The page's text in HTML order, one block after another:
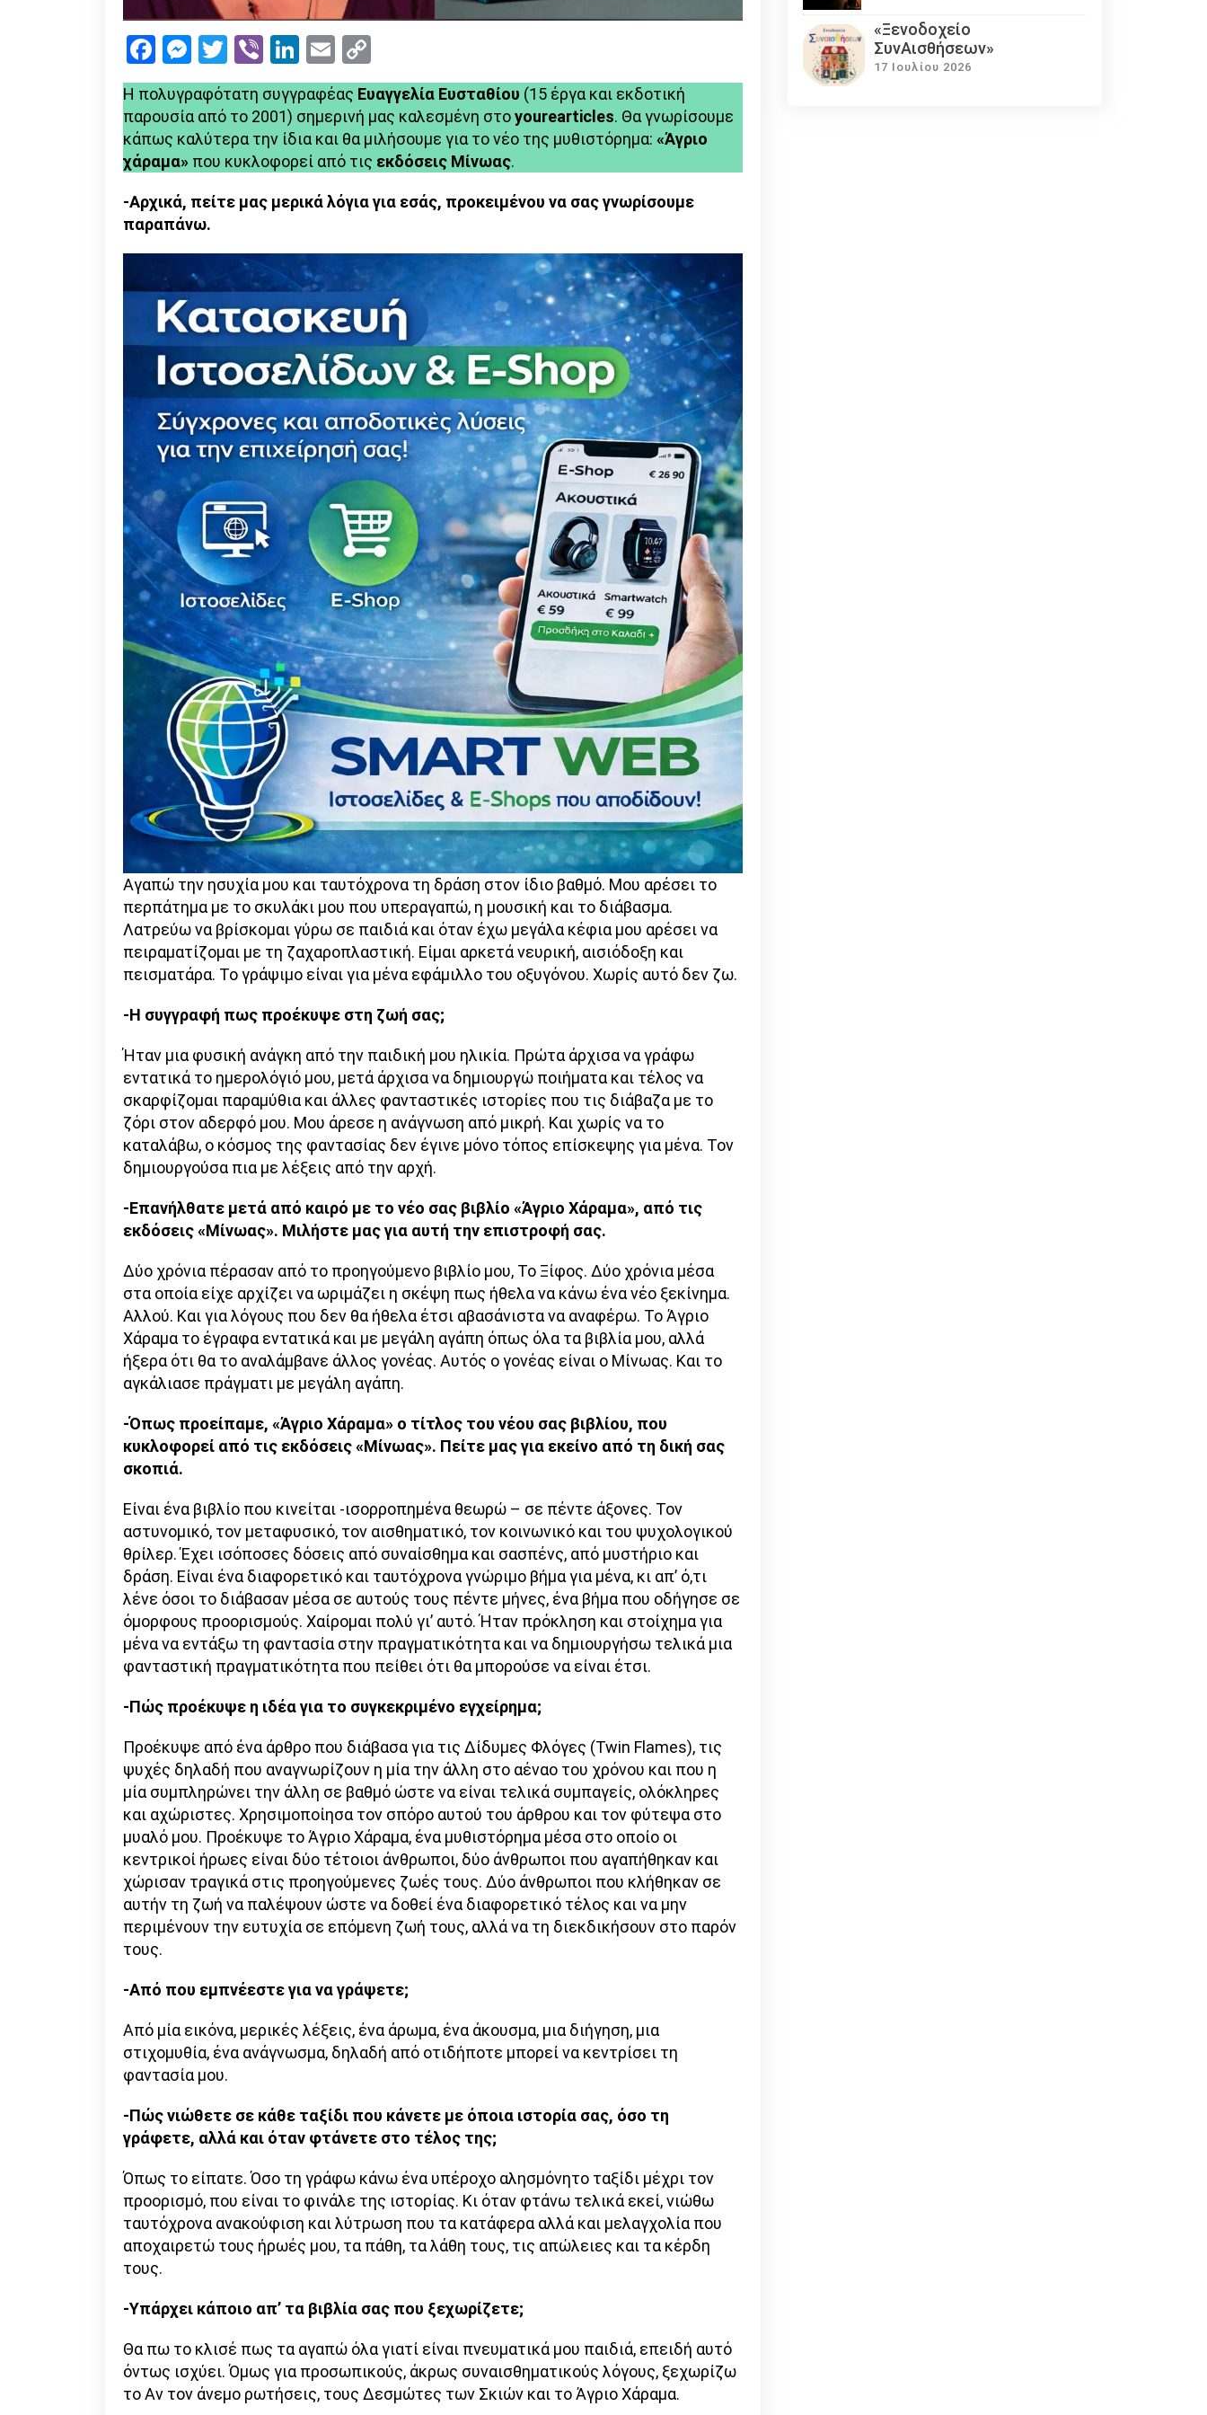
να
Facebook
Messenger
Twitter
ViberLinkedIn
Email
Link
Η πολυγραφότατη συγγραφέας Ευαγγελία Ευσταθίου (15 έργα και εκδοτική
παρουσία από το 2001) σημερινή μας καλεσμένη στοyourearticles. Θα γνωρίσουμε
κάπως καλύτερα την ίδια και θα μιλήσουμε για το νέο της μυθιστόρημα: «Άγριο
χάραμα» που κυκλοφορεί από τις εκδόσεις Μίνωας.
-Αρχικά, πείτε μας μερικά λόγια για εσάς, προκειμένου να σας γνωρίσουμε
παραπάνω.
Αγαπώ την ησυχία μου και ταυτόχρονα τη δράση στον ίδιο βαθμό. Μου αρέσει το
περπάτημα με το σκυλάκι μου που υπεραγαπώ, η μουσική και το διάβασμα.
Λατρεύω να βρίσκομαι γύρω σε παιδιά και όταν έχω μεγάλα κέφια μου αρέσει να
πειραματίζομαι με τη ζαχαροπλαστική. Είμαι αρκετά νευρική, αισιόδοξη και
πεισματάρα. Το γράψιμο είναι για μένα εφάμιλλο του οξυγόνου. Χωρίς αυτό δεν ζω.
-Η συγγραφή πως προέκυψε στη ζωή σας;
Ήταν μια φυσική ανάγκη από την παιδική μου ηλικία. Πρώτα άρχισα να γράφω
εντατικά το ημερολόγιό μου, μετά άρχισα να δημιουργώ ποιήματα και τέλος να
σκαρφίζομαι παραμύθια και άλλες φανταστικές ιστορίες που τις διάβαζα με το
ζόρι στον αδερφό μου. Μου άρεσε η ανάγνωση από μικρή. Και χωρίς να το
καταλάβω, ο κόσμος της φαντασίας δεν έγινε μόνο τόπος επίσκεψης για μένα. Τον
δημιουργούσα πια με λέξεις από την αρχή.
-Επανήλθατε μετά από καιρό με το νέο σας βιβλίο «Άγριο Χάραμα», από τις
εκδόσεις «Μίνωας». Μιλήστε μας για αυτή την επιστροφή σας.
Δύο χρόνια πέρασαν από το προηγούμενο βιβλίο μου, Το Ξίφος. Δύο χρόνια μέσα
στα οποία είχε αρχίζει να ωριμάζει η σκέψη πως ήθελα να κάνω ένα νέο ξεκίνημα.
Αλλού. Και για λόγους που δεν θα ήθελα έτσι αβασάνιστα να αναφέρω. Το Άγριο
Χάραμα το έγραφα εντατικά και με μεγάλη αγάπη όπως όλα τα βιβλία μου, αλλά
ήξερα ότι θα το αναλάμβανε άλλος γονέας. Αυτός ο γονέας είναι ο Μίνωας. Και το
αγκάλιασε πράγματι με μεγάλη αγάπη.
-Όπως προείπαμε, «Άγριο Χάραμα» ο τίτλος του νέου σας βιβλίου, που
κυκλοφορεί από τις εκδόσεις «Μίνωας». Πείτε μας για εκείνο από τη δική σας
σκοπιά.
Είναι ένα βιβλίο που κινείται -ισορροπημένα θεωρώ – σε πέντε άξονες. Τον
αστυνομικό, τον μεταφυσικό, τον αισθηματικό, τον κοινωνικό και του ψυχολογικού
θρίλερ. Έχει ισόποσες δόσεις από συναίσθημα και σασπένς, από μυστήριο και
δράση. Είναι ένα διαφορετικό και ταυτόχρονα γνώριμο βήμα για μένα, κι απ’ ό,τι
λένε όσοι το διάβασαν μέσα σε αυτούς τους πέντε μήνες, ένα βήμα που οδήγησε σε
όμορφους προορισμούς. Χαίρομαι πολύ γι’ αυτό. Ήταν πρόκληση και στοίχημα για
μένα να εντάξω τη φαντασία στην πραγματικότητα και να δημιουργήσω τελικά μια
φανταστική πραγματικότητα που πείθει ότι θα μπορούσε να είναι έτσι.
-Πώς προέκυψε η ιδέα για το συγκεκριμένο εγχείρημα;
Προέκυψε από ένα άρθρο που διάβασα για τις Δίδυμες Φλόγες (Twin Flames), τις
ψυχές δηλαδή που αναγνωρίζουν η μία την άλλη στο αέναο του χρόνου και που η
μία συμπληρώνει την άλλη σε βαθμό ώστε να είναι τελικά συμπαγείς, ολόκληρες
και αχώριστες. Χρησιμοποίησα τον σπόρο αυτού του άρθρου και τον φύτεψα στο
μυαλό μου. Προέκυψε το Άγριο Χάραμα, ένα μυθιστόρημα μέσα στο οποίο οι
κεντρικοί ήρωες είναι δύο τέτοιοι άνθρωποι, δύο άνθρωποι που αγαπήθηκαν και
χώρισαν τραγικά στις προηγούμενες ζωές τους. Δύο άνθρωποι που κλήθηκαν σε
αυτήν τη ζωή να παλέψουν ώστε να δοθεί ένα διαφορετικό τέλος και να μην
περιμένουν την ευτυχία σε επόμενη ζωή τους, αλλά να τη διεκδικήσουν στο παρόν
τους.
-Από που εμπνέεστε για να γράψετε;
Από μία εικόνα, μερικές λέξεις, ένα άρωμα, ένα άκουσμα, μια διήγηση, μια
στιχομυθία, ένα ανάγνωσμα, δηλαδή από οτιδήποτε μπορεί να κεντρίσει τη
φαντασία μου.
-Πώς νιώθετε σε κάθε ταξίδι που κάνετε με όποια ιστορία σας, όσο τη
γράφετε, αλλά και όταν φτάνετε στο τέλος της;
Όπως το είπατε. Όσο τη γράφω κάνω ένα υπέροχο αλησμόνητο ταξίδι μέχρι τον
προορισμό, που είναι το φινάλε της ιστορίας. Κι όταν φτάνω τελικά εκεί, νιώθω
ταυτόχρονα ανακούφιση και λύτρωση που τα κατάφερα αλλά και μελαγχολία που
αποχαιρετώ τους ήρωές μου, τα πάθη, τα λάθη τους, τις απώλειες και τα κέρδη
τους.
-Υπάρχει κάποιο απ’ τα βιβλία σας που ξεχωρίζετε;
Θα πω το κλισέ πως τα αγαπώ όλα γιατί είναι πνευματικά μου παιδιά, επειδή αυτό
όντως ισχύει. Όμως για προσωπικούς, άκρως συναισθηματικούς λόγους, ξεχωρίζω
το Αν τον άνεμο ρωτήσεις, τους Δεσμώτες των Σκιών και το Άγριο Χάραμα.
«Ξενοδοχείο
ΣυνΑισθήσεων»
17 Ιουλίου 2026